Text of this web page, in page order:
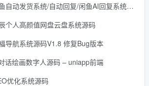
自动发货系统/自动回复/闲鱼AI回复系统源码
个人高颜值网盘云盘系统源码
导航系统源码V1.8 修复Bug版本
话绘画数字人源码 – uniapp前端
优化系统源码